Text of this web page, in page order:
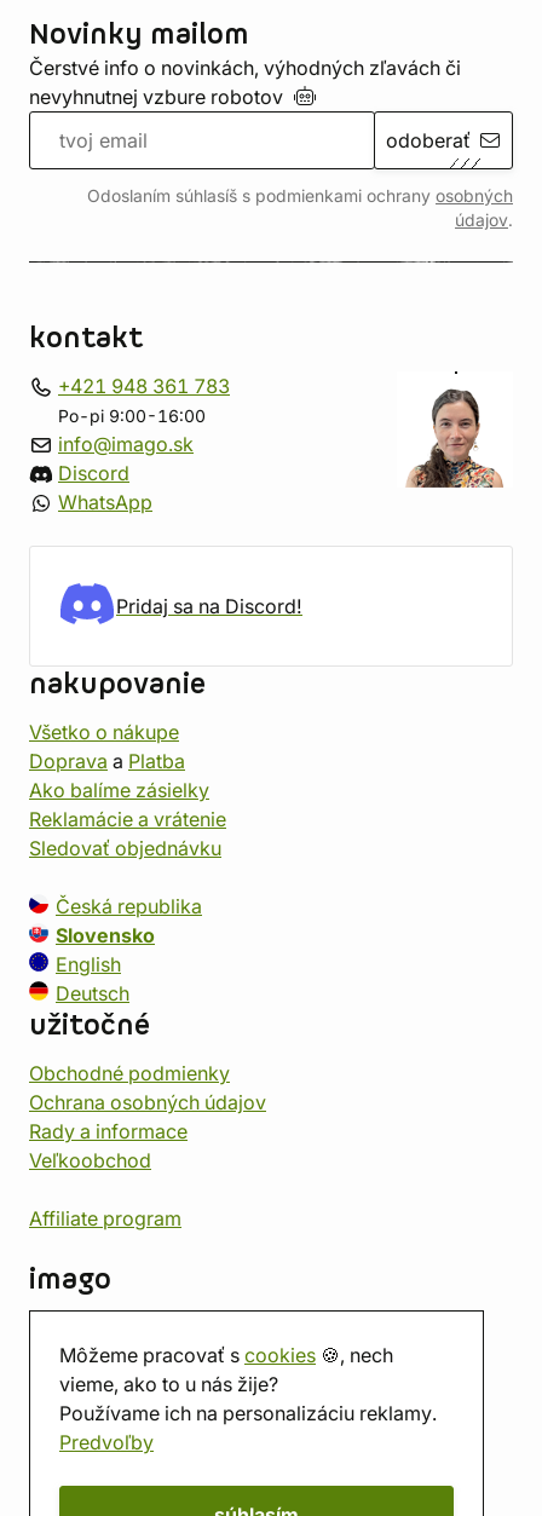
Môžeme pracovať s cookies 🍪, nech
vieme, ako to u nás žije?
Používame ich na personalizáciu reklamy.
Predvoľby
Novinky mailom
Čerstvé info o novinkách, výhodných zľavách či
nevyhnutnej vzbure robotov
odoberať
Odoslaním súhlasíš s podmienkami ochrany osobných
údajov.
kontakt
+421 948 361 783
Po-pi 9:00-16:00
info@imago.sk
Discord
WhatsApp
Pridaj sa na Discord!
nakupovanie
Všetko o nákupe
Doprava a Platba
Ako balíme zásielky
Reklamácie a vrátenie
Sledovať objednávku
Česká republika
Slovensko
English
Deutsch
užitočné
Obchodné podmienky
Ochrana osobných údajov
Rady a informace
Veľkoobchod
Affiliate program
imago
Predajňa
Herňa
O nás
Hodnotenie obchodu